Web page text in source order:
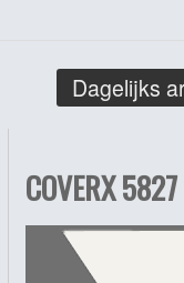
Dagelijks
COVERX